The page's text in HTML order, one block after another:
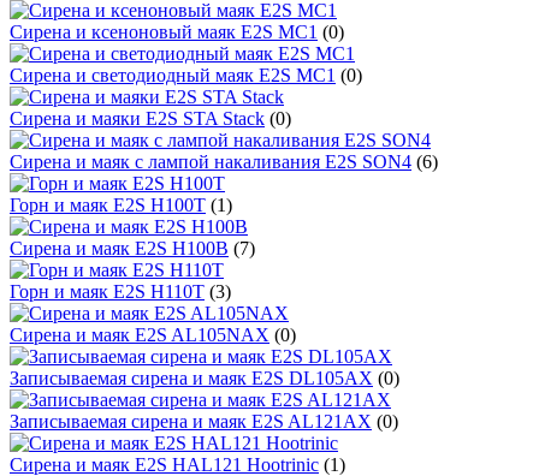
Сирена и ксеноновый маяк E2S MC1 (0)
Сирена и светодиодный маяк E2S MC1 (0)
Сирена и маяки E2S STA Stack (0)
Сирена и маяк c лампой накаливания E2S SON4 (6)
Горн и маяк E2S H100T (1)
Сирена и маяк E2S H100B (7)
Горн и маяк E2S H110T (3)
Сирена и маяк E2S AL105NAX (0)
Записываемая сирена и маяк E2S DL105AX (0)
Записываемая сирена и маяк E2S AL121AX (0)
Сирена и маяк E2S HAL121 Hootrinic (1)